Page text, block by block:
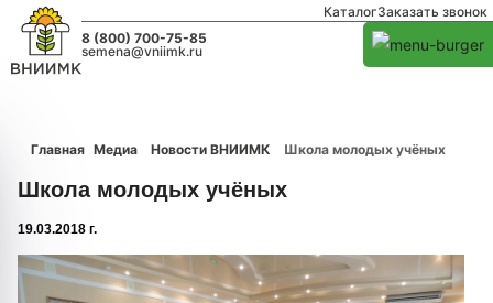
КаталогЗаказать звонок
8 (800) 700-75-85
semena@vniimk.ru
Главная Медиа Новости ВНИИМК Школа молодых учёных
Школа молодых учёных
19.03.2018 г.